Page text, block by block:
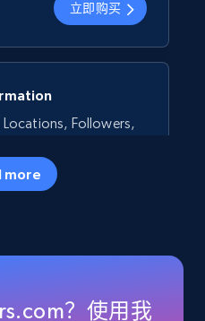
立即购买
Locations, Followers,
more
？使用我